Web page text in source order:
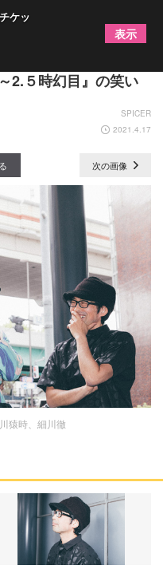
聞く、最新作の“学
2.５時幻目』の笑い
SPICER
2021.4.17
次の画像
猿時、細川徹
ケッ
表示